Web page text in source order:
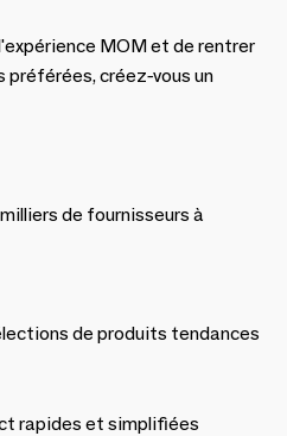
MOM et de rentrer
préférées, créez-vous un
de fournisseurs à
de produits tendances
rapides et simplifiées